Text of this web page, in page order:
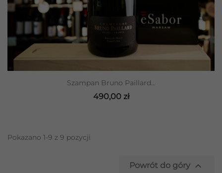
Szampan Bruno Paillard...
490,00 zł
Pokazano 1-9 z 9 pozycji
Powrót do góry 